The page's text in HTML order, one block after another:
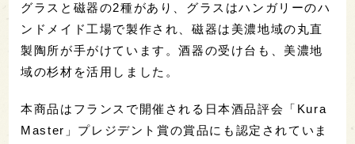
グラスと磁器の2種があり、グラスはハンガリーのハ
ンドメイド工場で製作され、磁器は美濃地域の丸直
製陶所が手がけています。酒器の受け台も、美濃地
域の杉材を活用しました。
本商品はフランスで開催される日本酒品評会「Kura
Master」プレジデント賞の賞品にも認定されていま